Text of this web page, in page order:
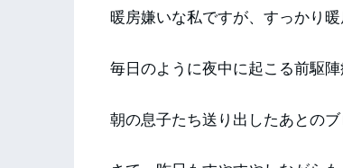
暖房嫌いな私ですが、すっかり暖
毎日のように夜中に起こる前駆
朝の息子たち送り出したあとの